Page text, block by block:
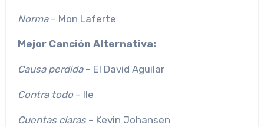
Norma– Mon Laferte
Mejor Canción Alternativa:
Causa perdida– El David Aguilar
Contra todo– Ile
Cuentas claras– Kevin Johansen